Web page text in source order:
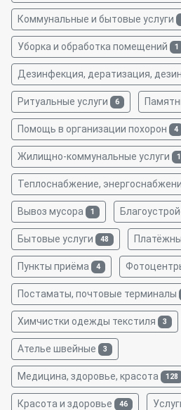
Коммунальные и бытовые услуги
Уборка и обработка помещений 1
Дезинфекция, дератизация,
Ритуальные услуги 6
Помощь в организации похорон 4
Жилищно-коммунальные услуги
Теплоснабжение,
Вывоз мусора 1
Бытовые услуги 48
Пункты приёма 4
Постаматы, почтовые терминалы
Химчистки одежды текстиля 3
Ателье швейные 3
Медицина, здоровье, красота 128
Красота и здоровье 46